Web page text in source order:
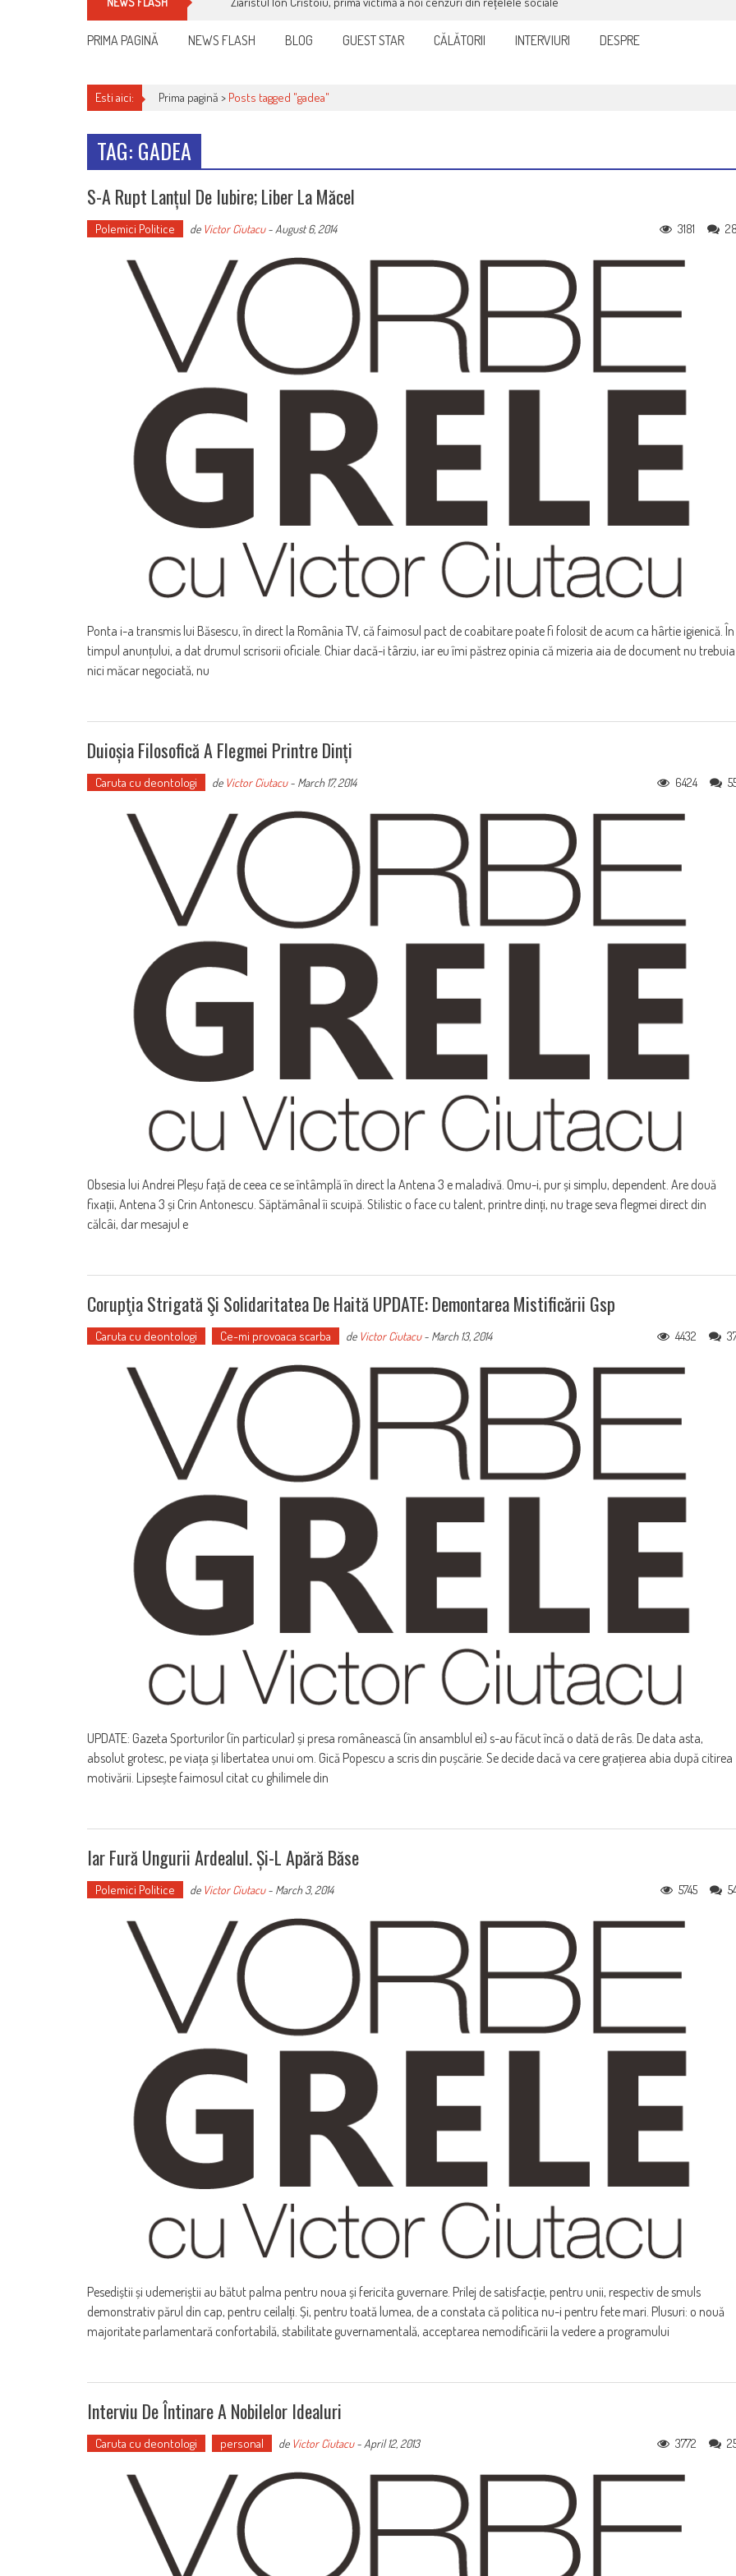
PRIMA PAGINĂ NEWS FLASH BLOG GUEST STAR CĂLĂTORII INTERVIURI DESPRE
Esti aici: Prima pagină > Posts tagged "gadea"
TAG: GADEA
S-A Rupt Lanțul De Iubire; Liber La Măcel
Polemici Politice de Victor Ciutacu- August 6, 2014 3181
Ponta i-a transmis lui Băsescu, în direct la România TV, că faimosul pact de coabitare poate fi folosit de acum ca hârtie igienică. În
timpul anunțului, a dat drumul scrisorii oficiale. Chiar dacă-i târziu, iar eu îmi păstrez opinia că mizeria aia de document nu trebuia
nici măcar negociată, nu
Duioșia Filosofică A Flegmei Printre Dinți
Caruta cu deontologi de Victor Ciutacu- March 17, 2014 6424
Obsesia lui Andrei Pleșu față de ceea ce se întâmplă în direct la Antena 3 e maladivă. Omu-i, pur și simplu, dependent. Are două
fixații, Antena 3 și Crin Antonescu. Săptămânal îi scuipă. Stilistic o face cu talent, printre dinți, nu trage seva flegmei direct din
călcâi, dar mesajul e
Corupţia Strigată Şi Solidaritatea De Haită UPDATE: Demontarea Mistificării Gsp
Caruta cu deontologi Ce-mi provoaca scarba de Victor Ciutacu- March 13, 2014 4432
UPDATE: Gazeta Sporturilor (în particular) și presa românească (în ansamblul ei) s-au făcut încă o dată de râs. De data asta,
absolut grotesc, pe viața și libertatea unui om. Gică Popescu a scris din pușcărie. Se decide dacă va cere grațierea abia după citirea
motivării. Lipsește faimosul citat cu ghilimele din
Iar Fură Ungurii Ardealul. Și-L Apără Băse
Polemici Politice de Victor Ciutacu- March 3, 2014 5745
Pesediștii și udemeriștii au bătut palma pentru noua și fericita guvernare. Prilej de satisfacție, pentru unii, respectiv de smuls
demonstrativ părul din cap, pentru ceilalți. Și, pentru toată lumea, de a constata că politica nu-i pentru fete mari. Plusuri: o nouă
majoritate parlamentară confortabilă, stabilitate guvernamentală, acceptarea nemodificării la vedere a programului
Interviu De Întinare A Nobilelor Idealuri
Caruta cu deontologi personal de Victor Ciutacu- April 12, 2013 3772